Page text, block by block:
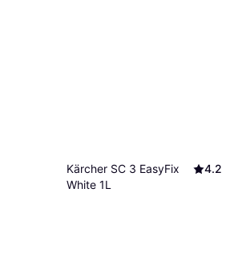
Kärcher SC 3 EasyFix
White 1L
4.2